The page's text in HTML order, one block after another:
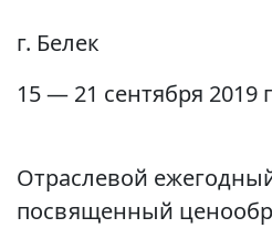
г. Белек
15 — 21 сентября 2019
Отраслевой
посвященный